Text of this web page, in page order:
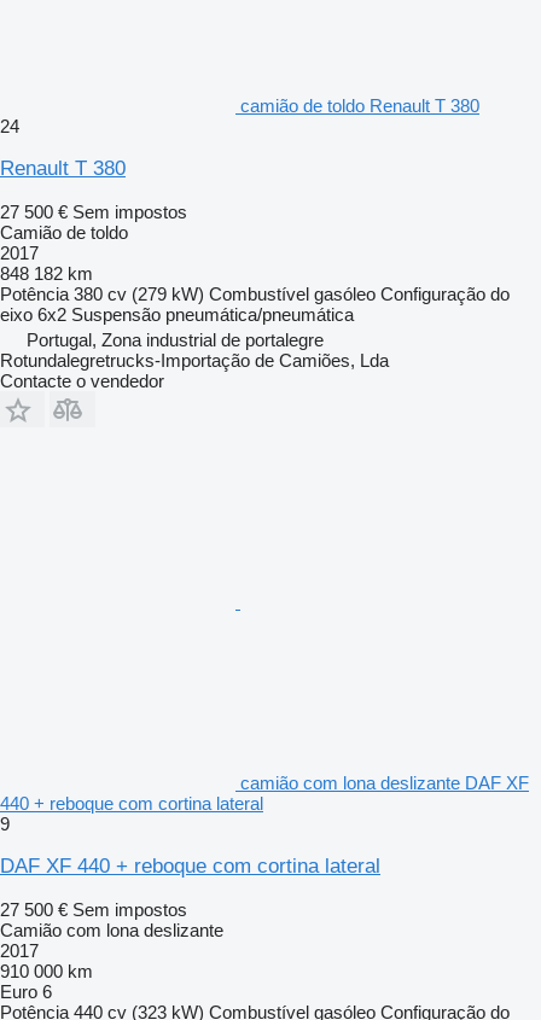
camião de toldo Renault T 380
24
Renault T 380
27 500 € Sem impostos
Camião de toldo
2017
848 182 km
Potência 380 cv (279 kW) Combustível gasóleo Configuração do
eixo 6x2 Suspensão pneumática/pneumática
Portugal, Zona industrial de portalegre
Rotundalegretrucks-Importação de Camiões, Lda
Contacte o vendedor
camião com lona deslizante DAF XF
440 + reboque com cortina lateral
9
DAF XF 440 + reboque com cortina lateral
27 500 € Sem impostos
Camião com lona deslizante
2017
910 000 km
Euro 6
Potência 440 cv (323 kW) Combustível gasóleo Configuração do